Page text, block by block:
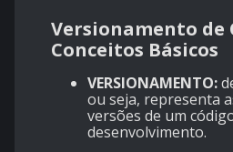
Versionamento de
Conceitos Básicos
VERSIONAMENTO:
ou seja, representa
versões de um
desenvolvimento.